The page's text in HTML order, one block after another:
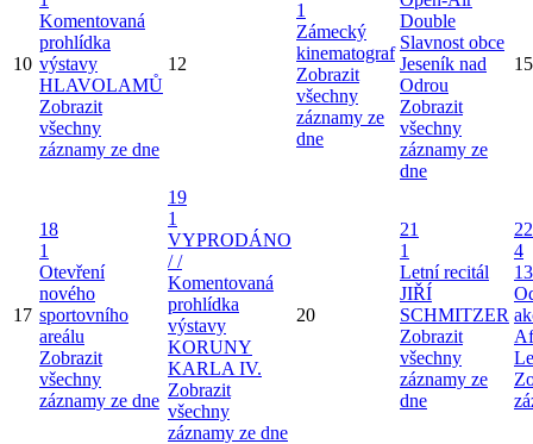
10
Komentovaná
prohlídka
výstavy
HLAVOLAMŮ
Zobrazit
všechny
záznamy ze dne
12
1
Zámecký
kinematograf
Zobrazit
všechny
záznamy ze
dne
Double
Slavnost obce
Jeseník nad
Odrou
Zobrazit
všechny
záznamy ze
dne
15
17
18
1
Otevření
nového
sportovního
areálu
Zobrazit
všechny
záznamy ze dne
19
1
VYPRODÁNO
/ /
Komentovaná
prohlídka
výstavy
KORUNY
KARLA IV.
Zobrazit
všechny
záznamy ze dne
20
21
1
Letní recitál
JIŘÍ
SCHMITZER
Zobrazit
všechny
záznamy ze
dne
22
4